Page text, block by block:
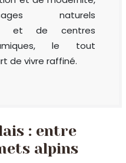
naturels
et de centres
le tout
de vivre raffiné.
: entre
alpins